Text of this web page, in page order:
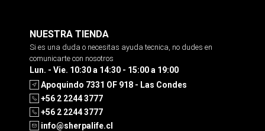
NUESTRA TIENDA
Si es una duda o necesitas ayuda tecnica, no dudes en
comunicarte con nosotros
Lun. - Vie. 10:30 a 14:30 - 15:00 a 19:00
Apoquindo 7331 OF 918 - Las Condes
+56 2 2244 3777
+56 2 2244 3777
info@sherpalife.cl